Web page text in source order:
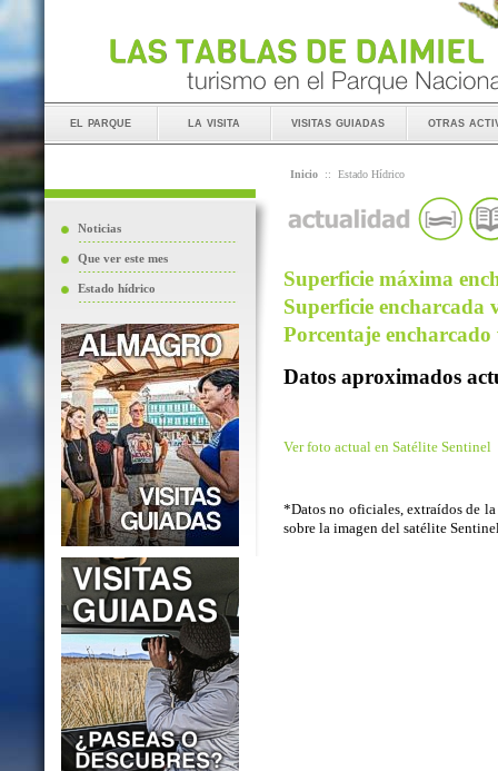
el parque la visita visitas guiadas otras
Noticias
Que ver este mes
Estado hídrico
Inicio :: Estado Hídrico
Superficie máxima
Superficie encharcada
Porcentaje encharcado
Datos aproximados
Ver foto actual en Satélite Sentinel
*Datos no oficiales, extraídos de
sobre la imagen del satélite